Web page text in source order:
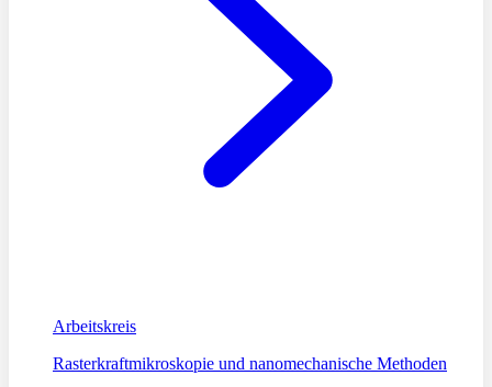
Arbeitskreis
Rasterkraftmikroskopie und nanomechanische Methoden